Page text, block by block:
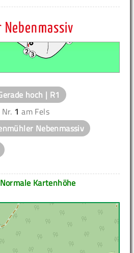
Nebenmassiv
hoch | R1
1 am Fels
Nebenmassiv
Normale Kartenhöhe